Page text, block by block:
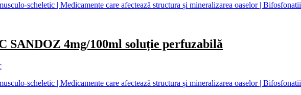
scheletic | Medicamente care afectează structura și mineralizarea oaselor | Bifosfonatii
SANDOZ 4mg/100ml soluție perfuzabilă
scheletic | Medicamente care afectează structura și mineralizarea oaselor | Bifosfonatii